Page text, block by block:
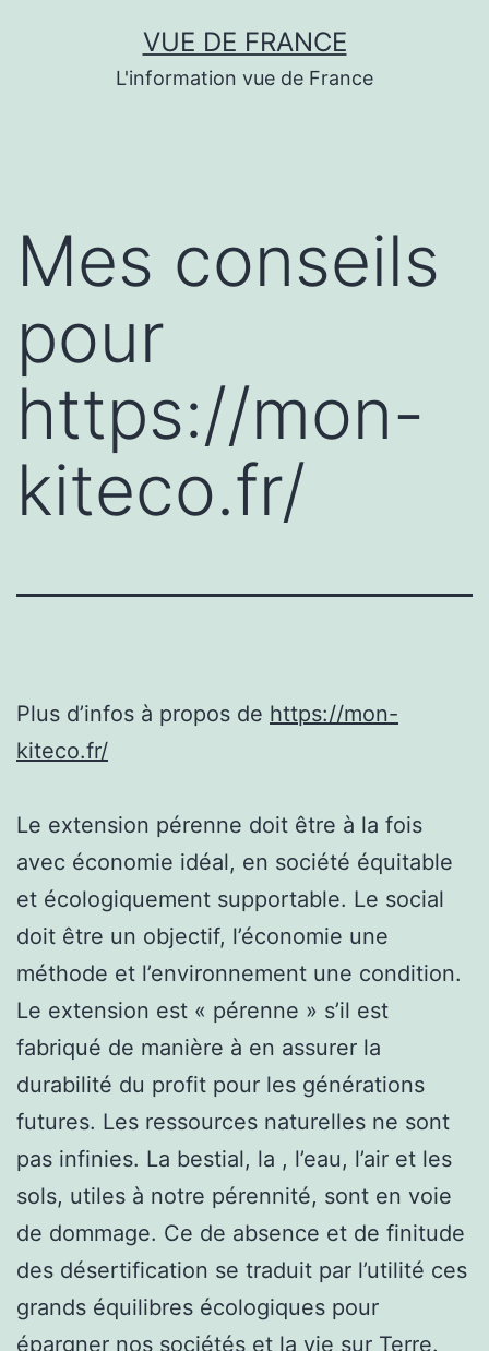
VUE DE FRANCE
L'information vue de France
Mes conseils
pour
https://mon-
kiteco.fr/
Plus d’infos à propos de https://mon-
kiteco.fr/
Le extension pérenne doit être à la fois
avec économie idéal, en société équitable
et écologiquement supportable. Le social
doit être un objectif, l’économie une
méthode et l’environnement une condition.
Le extension est « pérenne » s’il est
fabriqué de manière à en assurer la
durabilité du profit pour les générations
futures. Les ressources naturelles ne sont
pas infinies. La bestial, la , l’eau, l’air et les
sols, utiles à notre pérennité, sont en voie
de dommage. Ce de absence et de finitude
des désertification se traduit par l’utilité ces
grands équilibres écologiques pour
épargner nos sociétés et la vie sur Terre.